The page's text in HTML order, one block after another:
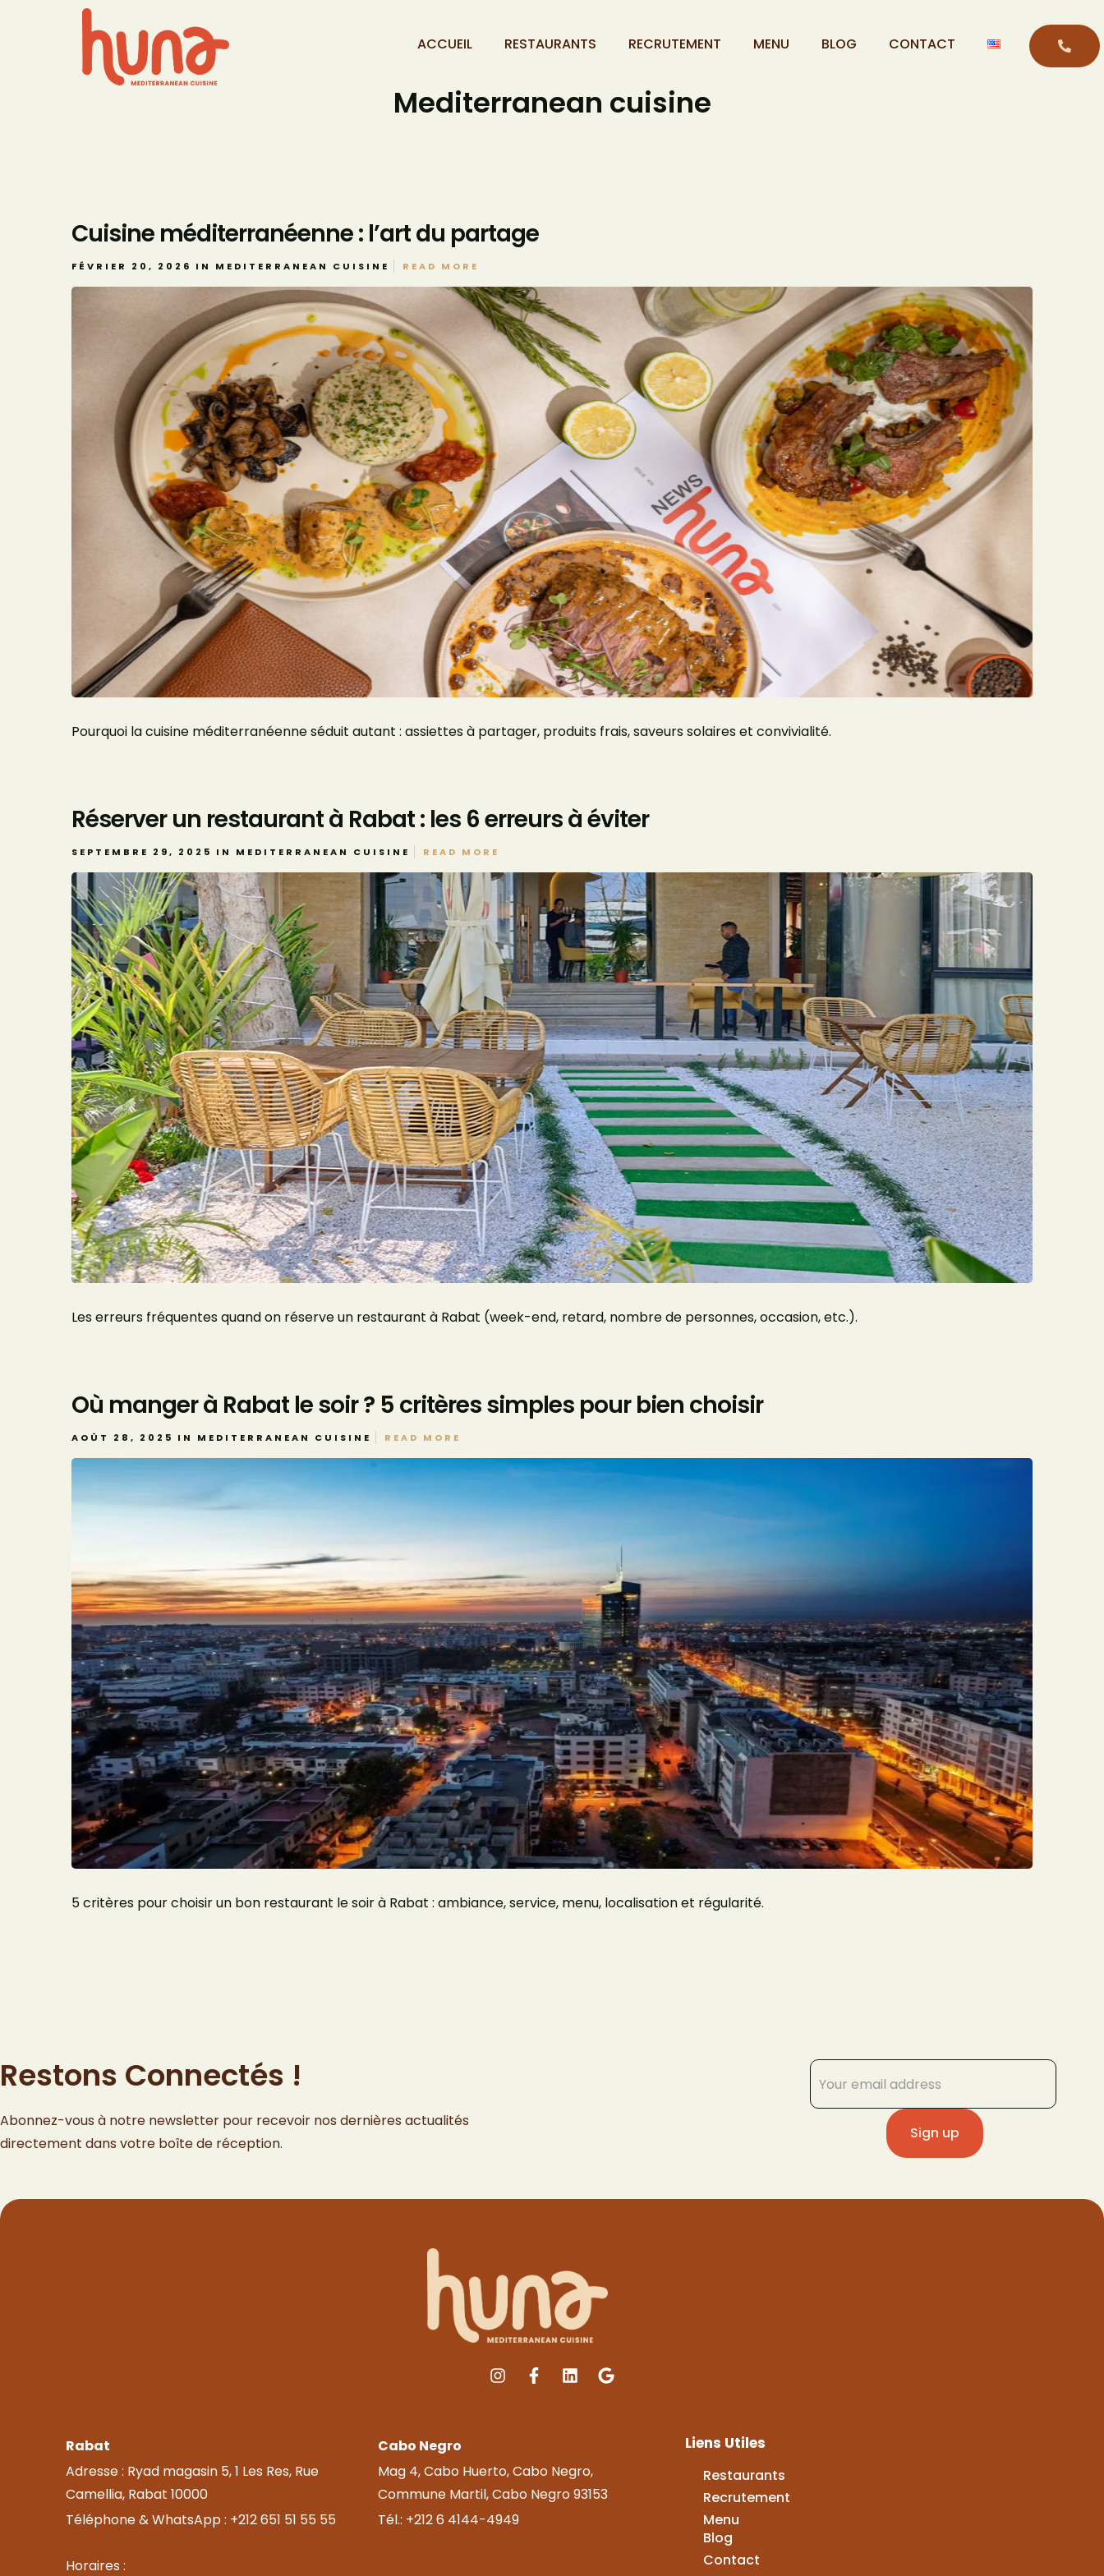
ACCUEIL RESTAURANTS RECRUTEMENT MENU BLOG CONTACT
Mediterranean cuisine
Cuisine méditerranéenne : l’art du partage
FÉVRIER 20, 2026 IN MEDITERRANEAN CUISINE READ MORE
Pourquoi la cuisine méditerranéenne séduit autant : assiettes à partager, produits frais, saveurs solaires et convivialité.
Réserver un restaurant à Rabat : les 6 erreurs à éviter
SEPTEMBRE 29, 2025 IN MEDITERRANEAN CUISINE READ MORE
Les erreurs fréquentes quand on réserve un restaurant à Rabat (week-end, retard, nombre de personnes, occasion, etc.).
Où manger à Rabat le soir ? 5 critères simples pour bien choisir
AOÛT 28, 2025 IN MEDITERRANEAN CUISINE READ MORE
5 critères pour choisir un bon restaurant le soir à Rabat : ambiance, service, menu, localisation et régularité.
Restons Connectés !
Abonnez-vous à notre newsletter pour recevoir nos dernières actualités
directement dans votre boîte de réception.
Rabat
Adresse : Ryad magasin 5, 1 Les Res, Rue
Camellia, Rabat 10000
Téléphone & WhatsApp : +212 651 51 55 55
Horaires :
Cabo Negro
Mag 4, Cabo Huerto, Cabo Negro,
Commune Martil, Cabo Negro 93153
Tél.: +212 6 4144-4949
Liens Utiles
Restaurants
Recrutement
Menu
Blog
Contact